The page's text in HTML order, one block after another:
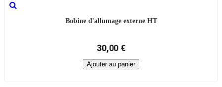
Bobine d'allumage externe HT
30,00 €
Ajouter au panier